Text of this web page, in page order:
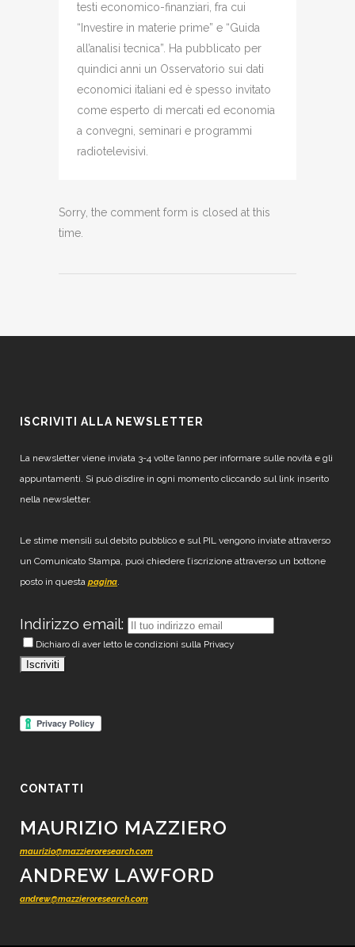
testi economico-finanziari, fra cui
“Investire in materie prime” e “Guida
all’analisi tecnica”. Ha pubblicato per
quindici anni un Osservatorio sui dati
economici italiani ed è spesso invitato
come esperto di mercati ed economia
a convegni, seminari e programmi
radiotelevisivi.
Sorry, the comment form is closed at this
time.
ISCRIVITI ALLA NEWSLETTER
La newsletter viene inviata 3-4 volte l’anno per informare sulle novità e gli
appuntamenti. Si può disdire in ogni momento cliccando sul link inserito
nella newsletter.
Le stime mensili sul debito pubblico e sul PIL vengono inviate attraverso
un Comunicato Stampa, puoi chiedere l’iscrizione attraverso un bottone
posto in questa pagina.
Indirizzo email:
Dichiaro di aver letto le condizioni sulla Privacy
CONTATTI
MAURIZIO MAZZIERO
maurizio@mazzieroresearch.com
ANDREW LAWFORD
andrew@mazzieroresearch.com